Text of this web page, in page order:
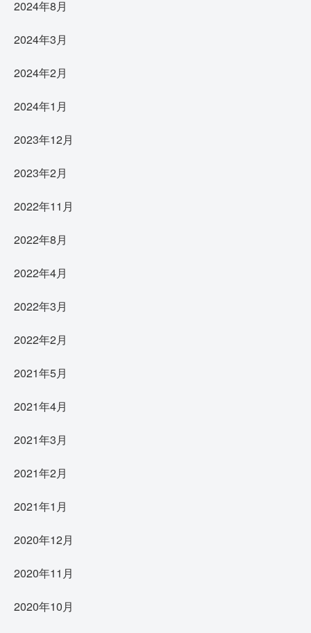
2024年8月
2024年3月
2024年2月
2024年1月
2023年12月
2023年2月
2022年11月
2022年8月
2022年4月
2022年3月
2022年2月
2021年5月
2021年4月
2021年3月
2021年2月
2021年1月
2020年12月
2020年11月
2020年10月